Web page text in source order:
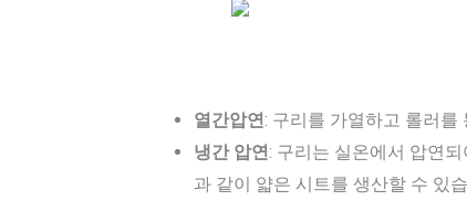
열간압연: 구리를 가열하고 롤러를
냉간 압연: 구리는 실온에서 압연
과 같이 얇은 시트를 생산할 수 있